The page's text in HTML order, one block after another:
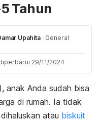
Tahun
Upahita · General
29/11/2024
anak Anda sudah bisa
di rumah. Ia tidak
atau biskuit